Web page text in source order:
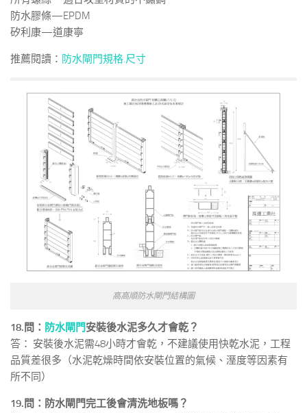
防水膠條—EPDM
矽利康—道康寧
推薦閱讀： 防水閘門規格.尺寸
高高順防水閘門結構圖
18.問： 防水閘門安裝後水泥多久才會乾？
答： 安裝後水泥需48小時才會乾，不建議使用快乾水泥，工程
品質差很多（水泥乾燥時間依安裝位置的氣候、溼度等因素有
所不同）
19.問：防水閘門完工後會清洗地板嗎？